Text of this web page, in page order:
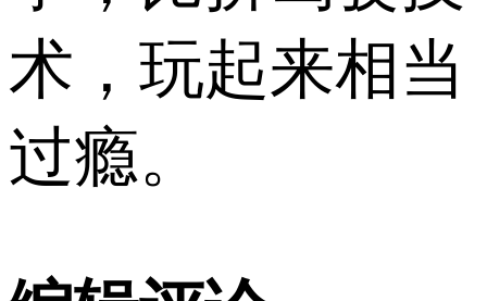
术，玩起来相当
过瘾。